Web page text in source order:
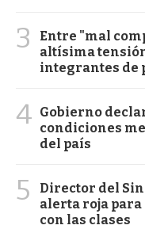
3
Entre "mal
altísima
integrantes de
4 Gobierno
condiciones
del país
5
Director del
alerta roja para
con las clases